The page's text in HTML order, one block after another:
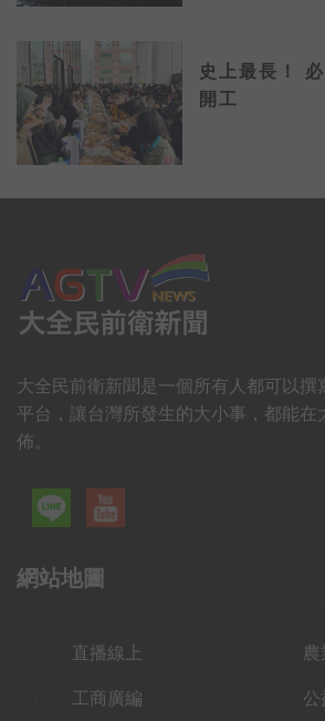
史上最長！
開工
大全民前衛新聞是一個所有人都可以撰
平台，讓台灣所發生的大小事，都能在
佈。
網站地圖
直播線上
工商廣編 公